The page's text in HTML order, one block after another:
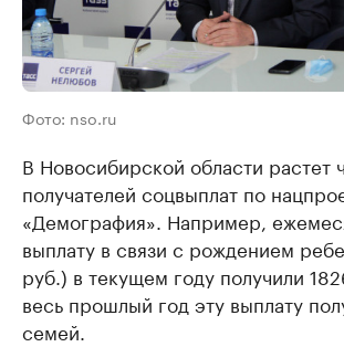
Фото: nso.ru
В Новосибирской области растет
получателей соцвыплат по
«Демография». Например,
выплату в связи с рождением
руб.) в текущем году получили
весь прошлый год эту выплату
семей.